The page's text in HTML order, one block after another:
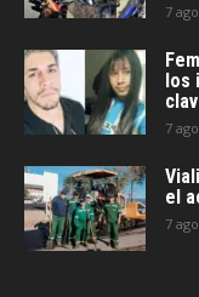
7
los
7
el
7